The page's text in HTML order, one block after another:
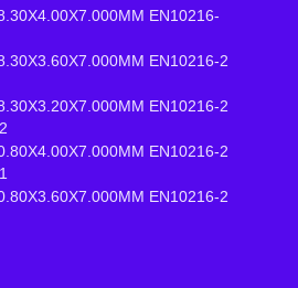
EN10216-
EN10216-2
EN10216-2
EN10216-2
EN10216-2